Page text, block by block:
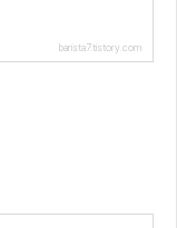
barista7.tistory.com